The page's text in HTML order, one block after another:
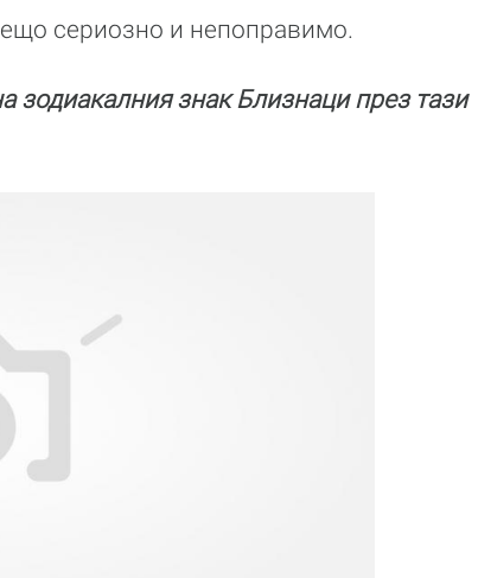
сериозно и непоправимо.
зодиакалния знак Близнаци през тази